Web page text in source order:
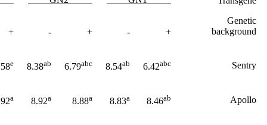
Genetic
background
+
-
+
-
+
Sentry
6.42abc
8.54ab
6.79abc
8.38ab
e
Apollo
8.46ab
8.83a
8.88a
8.92a
a